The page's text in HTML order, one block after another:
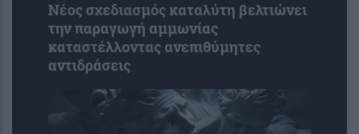
Νέος σχεδιασμός καταλύτη βελτιώνει
την παραγωγή αμμωνίας
καταστέλλοντας ανεπιθύμητες
αντιδράσεις